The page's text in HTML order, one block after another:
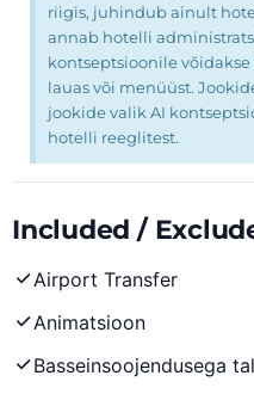
riigis, juhindub ainult
annab hotelli
kontseptsioonile võidakse
lauas või menüüst.
jookide valik AI
hotelli reeglitest.
Included /
Airport Transfer
Animatsioon
Basseinsoojendusega